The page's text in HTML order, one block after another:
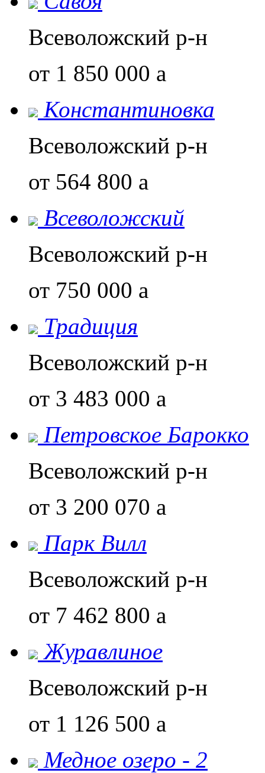
Всеволожский р-н
от 1 850 000 a
Константиновка
Всеволожский р-н
от 564 800 a
Всеволожский
Всеволожский р-н
от 750 000 a
Традиция
Всеволожский р-н
от 3 483 000 a
Петровское Барокко
Всеволожский р-н
от 3 200 070 a
Парк Вилл
Всеволожский р-н
от 7 462 800 a
Журавлиное
Всеволожский р-н
от 1 126 500 a
Медное озеро - 2